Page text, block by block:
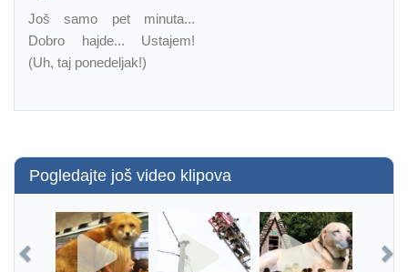
Još samo pet minuta...
Dobro hajde... Ustajem!
(Uh, taj ponedeljak!)
Pogledajte još video klipova